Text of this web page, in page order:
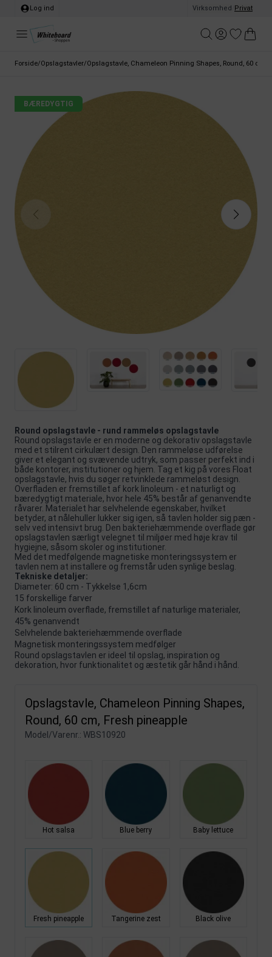
Log ind Virksomhed Privat
Forside/Opslagstavler/Opslagstavle, Chameleon Pinning Shapes, Round, 60 cm,
BÆREDYGTIG
Round opslagstavle - rund rammeløs opslagstavle
Round opslagstavle er en moderne og dekorativ opslagstavle
med et stilrent cirkulært design. Den rammeløse udførelse
giver et elegant og svævende udtryk, som passer perfekt ind i
både kontorer, institutioner og hjem. Tag et kig på vores Float
opslagstavle, hvis du søger retvinklede rammeløst design.
Overfladen er fremstillet af kork linoleum - et naturligt og
bæredygtigt materiale, hvor hele 45% består af genanvendte
råvarer. Materialet har selvhelende egenskaber, hvilket
betyder, at nålehuller lukker sig igen, så tavlen holder sig pæn -
selv ved intensivt brug. Den bakteriehæmmende overflade gør
opslagstavlen særligt velegnet til miljøer med høje krav til
hygiejne, såsom skoler og institutioner.
Med det medfølgende magnetiske monteringssystem er
tavlen nem at installere og fremstår uden synlige beslag.
Tekniske detaljer:
Diameter: 60 cm - Tykkelse 1,6cm
15 forskellige farver
Kork linoleum overflade, fremstillet af naturlige materialer,
45% genanvendt
Selvhelende bakteriehæmmende overflade
Magnetisk monteringssystem medfølger
Round opslagstavlen er ideel til opslag, inspiration og
dekoration, hvor funktionalitet og æstetik går hånd i hånd.
Opslagstavle, Chameleon Pinning Shapes,
Round, 60 cm, Fresh pineapple
Model/Varenr.: WBS10920
Hot salsa Blue berry Baby lettuce
Fresh pineapple Tangerine zest Black olive